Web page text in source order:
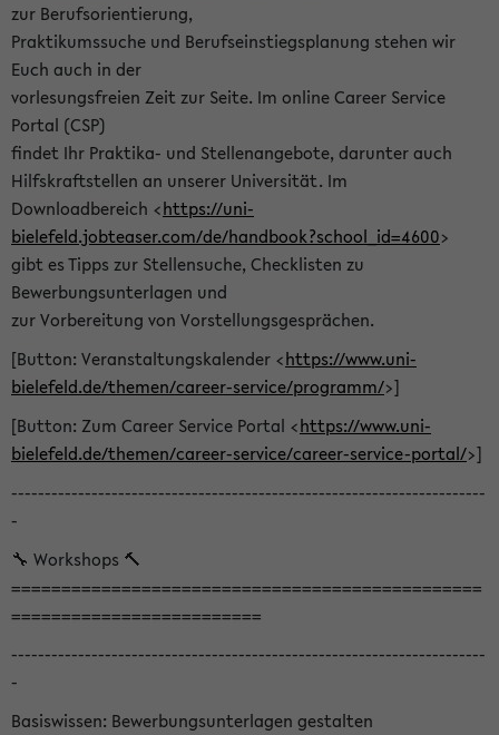
zur Berufsorientierung,
Praktikumssuche und Berufseinstiegsplanung stehen wir
Euch auch in der
vorlesungsfreien Zeit zur Seite. Im online Career Service
Portal (CSP)
findet Ihr Praktika- und Stellenangebote, darunter auch
Hilfskraftstellen an unserer Universität. Im
Downloadbereich <https://uni-
bielefeld.jobteaser.com/de/handbook?school_id=4600>
gibt es Tipps zur Stellensuche, Checklisten zu
Bewerbungsunterlagen und
zur Vorbereitung von Vorstellungsgesprächen.
[Button: Veranstaltungskalender <https://www.uni-
bielefeld.de/themen/career-service/programm/>]
[Button: Zum Career Service Portal <https://www.uni-
bielefeld.de/themen/career-service/career-service-portal/>]
-----------------------------------------------------------------------
-
🔧 Workshops 🔨
===============================================
=========================
-----------------------------------------------------------------------
-
Basiswissen: Bewerbungsunterlagen gestalten